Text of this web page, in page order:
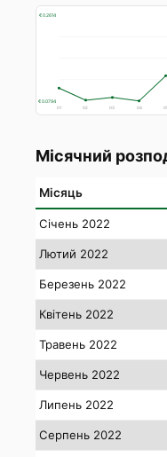
€ 0.2614
€ 0.0794
01 02 03 04
Місячний
Місяць
Січень 2022
Лютий 2022
Березень 2022
Квітень 2022
Травень 2022
Червень 2022
Липень 2022
Серпень 2022